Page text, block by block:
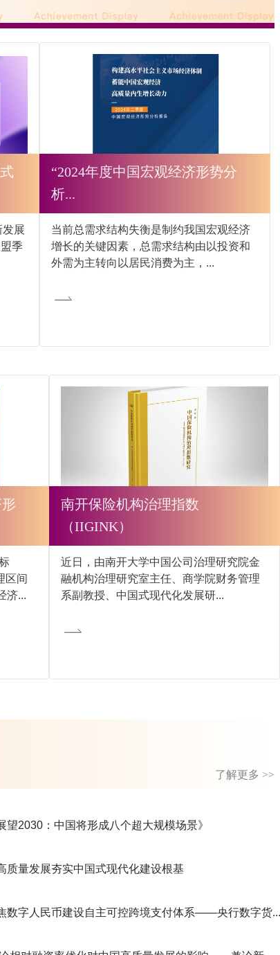
发展
季
“2024年度中国宏观经济形势分
析...
当前总需求结构失衡是制约我国宏观经济
增长的关键因素，总需求结构由以投资和
外需为主转向以居民消费为主，...
区间
济...
南开保险机构治理指数
（IIGINK）
近日，由南开大学中国公司治理研究院金
融机构治理研究室主任、商学院财务管理
系副教授、中国式现代化发展研...
了解更多 >>
2030：中国将形成八个超大规模场景》
质量发展夯实中国式现代化建设根基
数字人民币建设自主可控跨境支付体系——央行数字货